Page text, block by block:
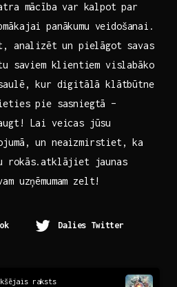
‌mācība var ⁣kalpot par⁢
panākumu veidošanai.
analizēt un pielāgot savas
klientiem vislabāko
kur⁤ digitālā klātbūtne⁢
pie sasniegtā –
‍Lai veicas jūsu
un neaizmirstiet, ka
rokās.atklājiet​ jaunas
⁣uzņēmumam zelt!
Dalies Twitter
raksts